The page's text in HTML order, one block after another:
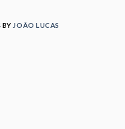
BY JOÃO LUCAS